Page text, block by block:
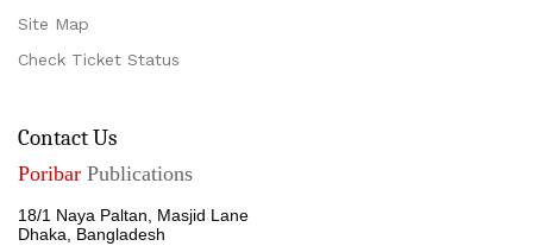
Site Map
Check Ticket Status
Contact Us
Poribar Publications
18/1 Naya Paltan, Masjid Lane
Dhaka, Bangladesh